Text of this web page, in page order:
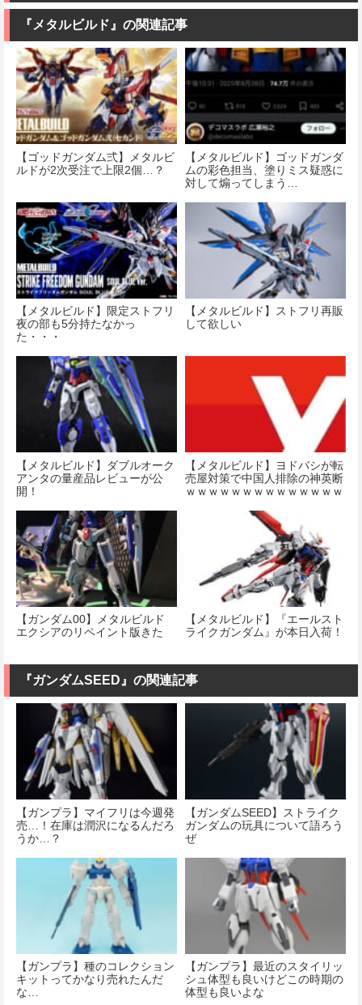
『メタルビルド』の関連記事
【ゴッドガンダム弍】メタルビ
ルドが2次受注で上限2個…？
【メタルビルド】ゴッドガンダ
ムの彩色担当、塗りミス疑惑に
対して煽ってしまう…
【メタルビルド】限定ストフリ
夜の部も5分持たなかっ
た・・・
【メタルビルド】ストフリ再販
して欲しい
【メタルビルド】ダブルオーク
アンタの量産品レビューが公
開！
【メタルビルド】ヨドバシが転
売屋対策で中国人排除の神英断
ｗｗｗｗｗｗｗｗｗｗｗｗｗｗ
【ガンダム00】メタルビルド
エクシアのリペイント版きた
【メタルビルド】『エールスト
ライクガンダム』が本日入荷！
『ガンダムSEED』の関連記事
【ガンプラ】マイフリは今週発
売…！在庫は潤沢になるんだろ
うか…？
【ガンダムSEED】ストライク
ガンダムの玩具について語ろう
ぜ
【ガンプラ】種のコレクション
キットってかなり売れたんだ
な…
【ガンプラ】最近のスタイリッ
シュ体型も良いけどこの時期の
体型も良いよな